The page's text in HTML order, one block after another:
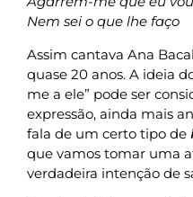
Nem sei o que lhe faço
Assim cantava Ana
quase 20 anos. A ideia
me a ele” pode ser
expressão, ainda mais
fala de um certo tipo de
que vamos tomar uma
verdadeira intenção de